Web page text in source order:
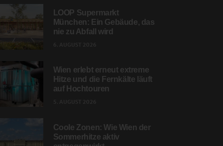
LOOP Supermarkt
München: Ein Gebäude, das
nie zu Abfall wird
Wien erlebt erneut extreme
Hitze und die Fernkälte läuft
auf Hochtouren
Coole Zonen: Wie Wien der
Sommerhitze aktiv